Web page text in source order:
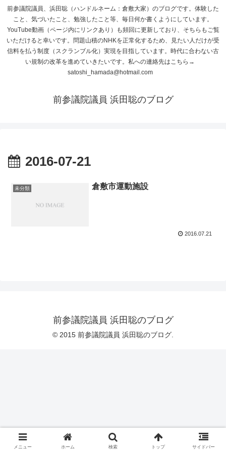
前参議院議員、浜田聡（ハンドルネーム：倉敷大家）のブログです。体験した
こと、気づいたこと、勉強したこと等、毎日何か書くようにしています。
YouTube動画（ページ内にリンクあり）も頻回に更新しており、そちらもご覧
いただけると幸いです。問題山積のNHKを正常化するため、見たい人だけが受
信料を払う制度（スクランブル化）実現を目指しています。時代に合わない古
い規制の改革を進めていきたいです。私への連絡先はこちら→
satoshi_hamada@hotmail.com
前参議院議員 浜田聡のブログ
2016-07-21
未分類 倉敷市運動施設
2016.07.21
前参議院議員 浜田聡のブログ
© 2015 前参議院議員 浜田聡のブログ.
メニュー ホーム 検索 トップ サイドバー